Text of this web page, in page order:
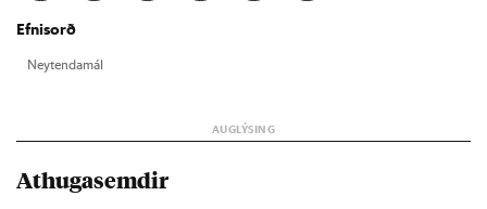
Efnisorð
Neyt­enda­mál
Athugasemdir